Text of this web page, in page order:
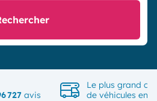
727 avis
Le plus grand
de véhicules en